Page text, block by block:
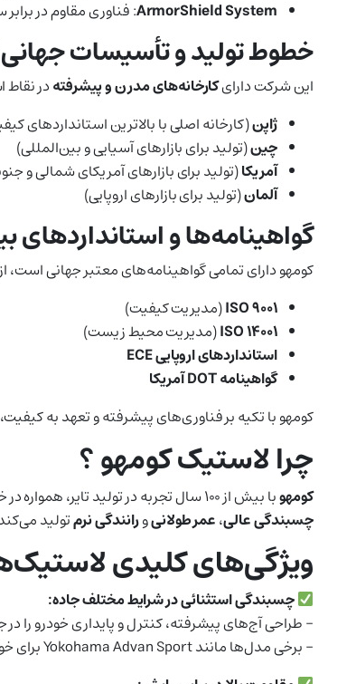
ArmorShield System: فناوری مقاوم در
خطوط تولید و تأسیسات
این شرکت دارایکارخانه‌های مدرن و پیشرفتهدر
ژاپن(کارخانه اصلی با بالاترین استانداردهای
چین(تولید برای بازارهای آسیایی و بین‌المللی)
آمریکا(تولید برای بازارهای آمریکای شمالی و
آلمان(تولید برای بازارهای اروپایی)
گواهینامه‌ها و استانداردهای
کومهو دارای تمامی گواهینامه‌های معتبر جهانی است،
ISO 9001(مدیریت کیفیت)
ISO 14001(مدیریت محیط زیست)
استانداردهای اروپایی ECE
گواهینامه DOT آمریکا
کومهو با تکیه بر فناوری‌های پیشرفته و تعهد به
چرا لاستیک کومهو ؟
کومهوبا بیش از ۱۰۰ سال تجربه در تولید تایر، همواره در خط مقدم نوآوری‌های صنعت لاستیک قرار داشته است. این برند با استفاده از مواد اولیه مرغوب و طراحی‌های مهندسی‌شده، لاستیک‌هایی با
چسبندگی عالی،عمر طولانیورانندگی نرمتولید
ویژگی‌های کلیدی
چسبندگی استثنائی در شرایط مختلف جاده:
– طراحی آج‌های پیشرفته، کنترل و پایداری خودرو
– برخی مدل‌ها مانند Yokohama Advan Sport برای خودروهای اسپرت طراحی شده‌اند و عملکردی ورزشی ارائه می‌دهند.